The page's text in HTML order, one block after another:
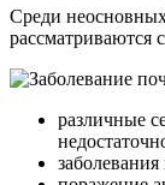
Среди
рассматриваются
различные
заболевания